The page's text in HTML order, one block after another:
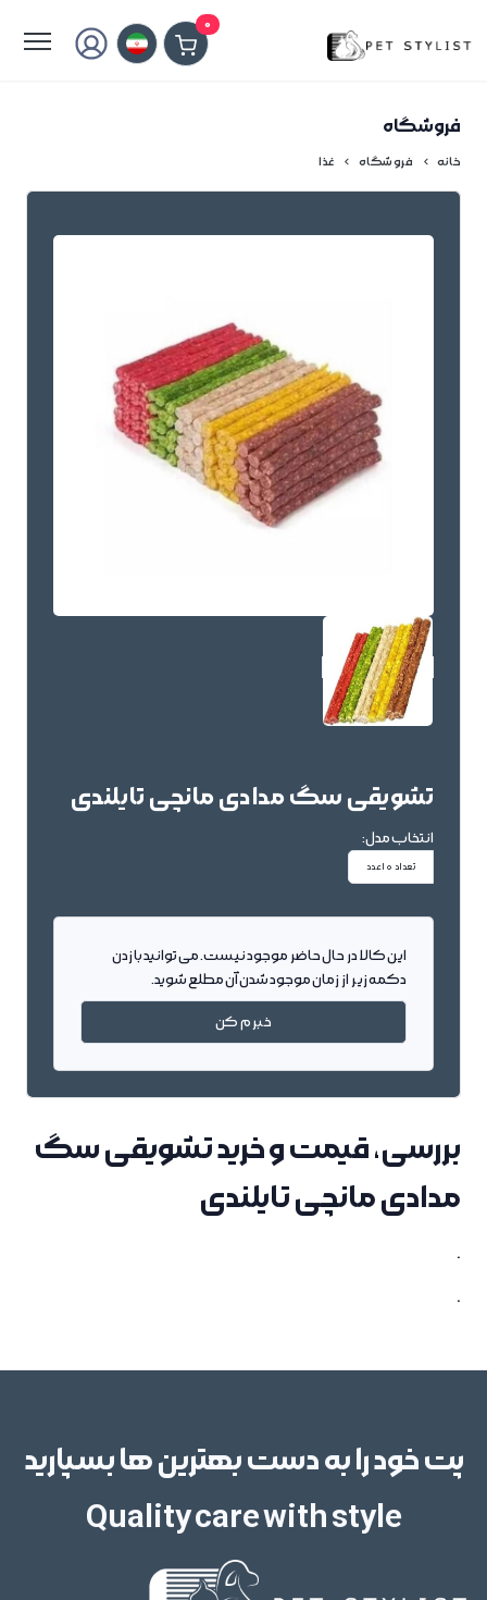
0
فروشگاه
خانه فروشگاه غذا
تشویقی سگ مدادی مانچی تایلندی
انتخاب مدل:
تعداد 10عدد
این کالا در حال حاضر موجود نیست. می توانید با زدن
دکمه زیر از زمان موجود شدن آن مطلع شوید.
خبرم کن
بررسی، قیمت و خرید تشویقی سگ
مدادی مانچی تایلندی
.
.
پت خود را به دست بهترین ها بسپارید
Quality care with style